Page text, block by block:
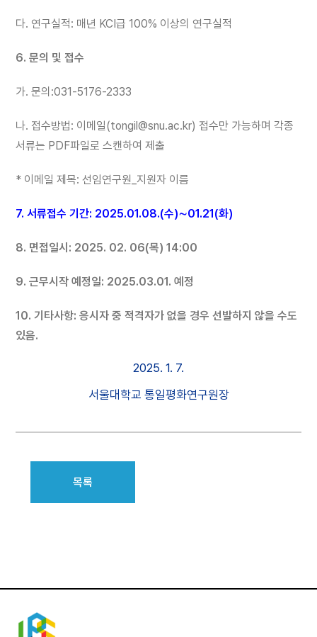
다. 연구실적: 매년 KCI급 100% 이상의 연구실적
6. 문의 및 접수
가. 문의:031-5176-2333
나. 접수방법: 이메일(tongil@snu.ac.kr) 접수만 가능하며 각종
서류는 PDF파일로 스캔하여 제출
* 이메일 제목: 선임연구원_지원자 이름
7. 서류접수 기간: 2025.01.08.(수)∼01.21(화)
8. 면접일시: 2025. 02. 06(목) 14:00
9. 근무시작 예정일: 2025.03.01. 예정
10. 기타사항: 응시자 중 적격자가 없을 경우 선발하지 않을 수도
있음.
2025. 1. 7.
서울대학교 통일평화연구원장
목록